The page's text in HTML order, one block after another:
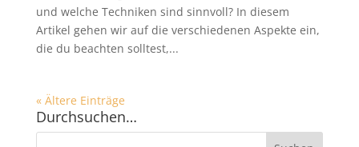
und welche Techniken sind sinnvoll? In diesem
Artikel gehen wir auf die verschiedenen Aspekte ein,
die du beachten solltest,...
« Ältere Einträge
Durchsuchen…